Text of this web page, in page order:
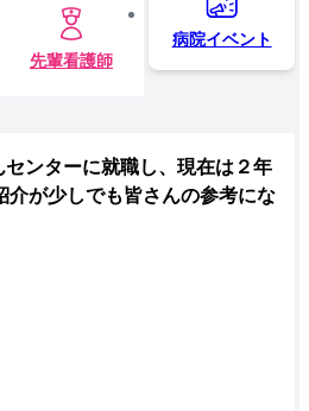
先輩看護師
病院イベント
ンターに就職し、現在は２年
介が少しでも皆さんの参考にな